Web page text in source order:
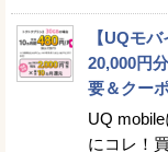
【UQモ
20,000円
要＆クー
UQ
にコレ！